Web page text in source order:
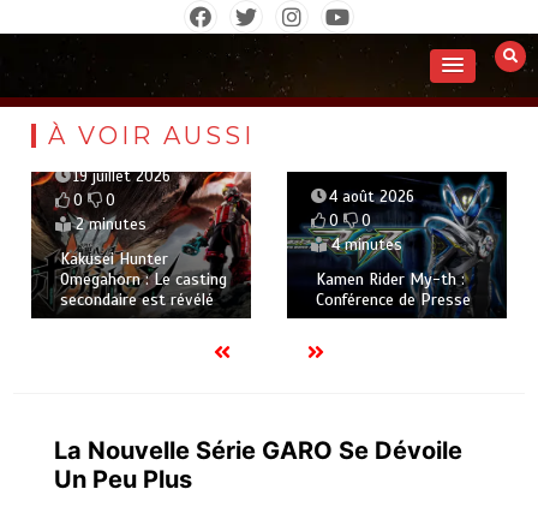
contenu
À VOIR AUSSI
19 juillet 2026
0
0
2 minutes
Kakusei Hunter
Omegahorn : Le casting
secondaire est révélé
4 août 2026
0
0
4 minutes
Kamen Rider My-th :
Conférence de Presse
La Nouvelle Série GARO Se Dévoile
Un Peu Plus